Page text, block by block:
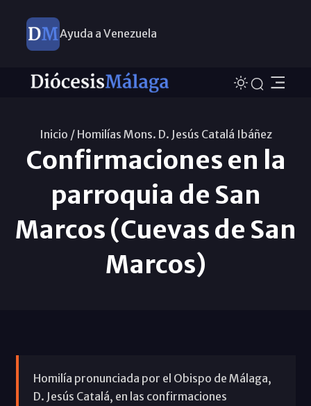
Ayuda a Venezuela
Inicio / Homilías Mons. D. Jesús Catalá Ibáñez
Confirmaciones en la
parroquia de San
Marcos (Cuevas de San
Marcos)
Homilía pronunciada por el Obispo de Málaga,
D. Jesús Catalá, en las confirmaciones